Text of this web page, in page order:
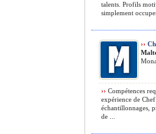
talents. Profils
simplement
››
›› Compétences
expérience de
échantillonnages,
de ...